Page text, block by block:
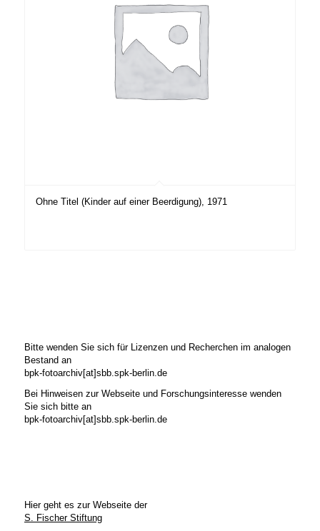
Ohne Titel (Kinder auf einer Beerdigung), 1971
Bitte wenden Sie sich für Lizenzen und Recherchen im analogen
Bestand an
bpk-fotoarchiv[at]sbb.spk-berlin.de
Bei Hinweisen zur Webseite und Forschungsinteresse wenden
Sie sich bitte an
bpk-fotoarchiv[at]sbb.spk-berlin.de
Hier geht es zur Webseite der
S. Fischer Stiftung